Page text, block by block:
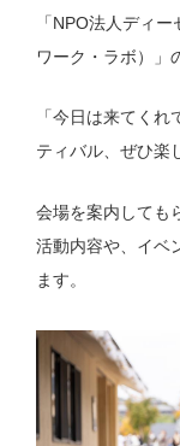
「NPO法人ディ
ワーク・ラボ）」
「今日は来てく
ティバル、ぜひ楽
会場を案内しても
活動内容や、イベ
ます。